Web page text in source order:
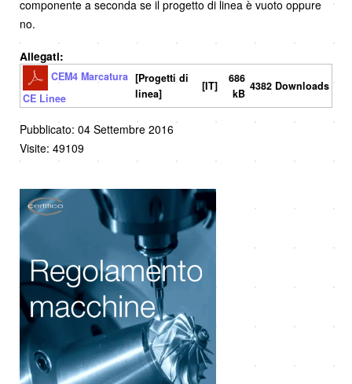
componente a seconda se il progetto di linea è vuoto oppure
no.
Allegati:
CEM4 Marcatura
CE Linee
[Progetti di
linea]
[IT]
686
kB
4382 Downloads
Pubblicato: 04 Settembre 2016
Visite: 49109